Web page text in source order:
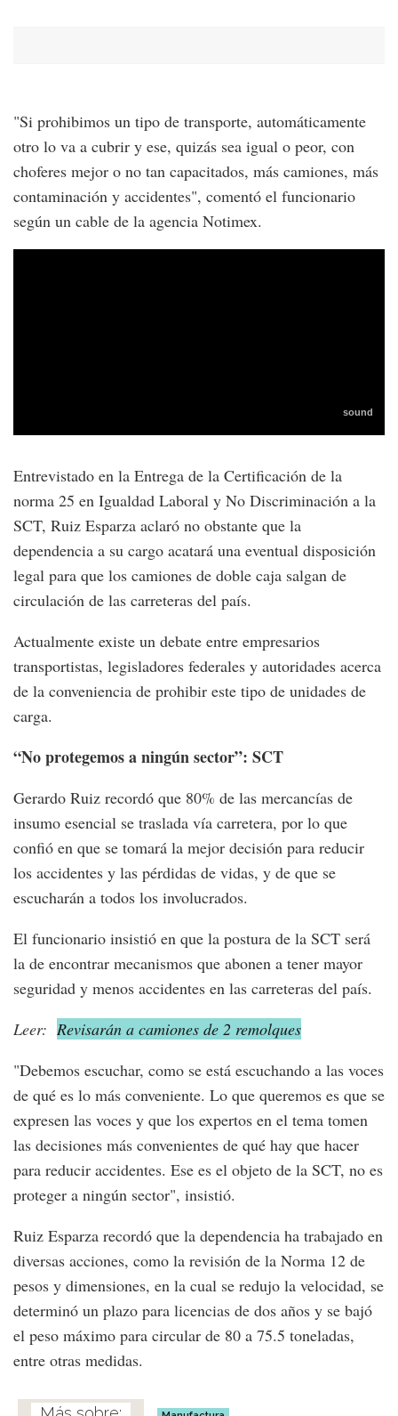
"Si prohibimos un tipo de transporte, automáticamente
otro lo va a cubrir y ese, quizás sea igual o peor, con
choferes mejor o no tan capacitados, más camiones, más
contaminación y accidentes", comentó el funcionario
según un cable de la agencia Notimex.
Entrevistado en la Entrega de la Certificación de la
norma 25 en Igualdad Laboral y No Discriminación a la
SCT, Ruiz Esparza aclaró no obstante que la
dependencia a su cargo acatará una eventual disposición
legal para que los camiones de doble caja salgan de
circulación de las carreteras del país.
Actualmente existe un debate entre empresarios
transportistas, legisladores federales y autoridades acerca
de la conveniencia de prohibir este tipo de unidades de
carga.
“No protegemos a ningún sector”: SCT
Gerardo Ruiz recordó que 80% de las mercancías de
insumo esencial se traslada vía carretera, por lo que
confió en que se tomará la mejor decisión para reducir
los accidentes y las pérdidas de vidas, y de que se
escucharán a todos los involucrados.
El funcionario insistió en que la postura de la SCT será
la de encontrar mecanismos que abonen a tener mayor
seguridad y menos accidentes en las carreteras del país.
Leer: Revisarán a camiones de 2 remolques
"Debemos escuchar, como se está escuchando a las voces
de qué es lo más conveniente. Lo que queremos es que se
expresen las voces y que los expertos en el tema tomen
las decisiones más convenientes de qué hay que hacer
para reducir accidentes. Ese es el objeto de la SCT, no es
proteger a ningún sector", insistió.
Ruiz Esparza recordó que la dependencia ha trabajado en
diversas acciones, como la revisión de la Norma 12 de
pesos y dimensiones, en la cual se redujo la velocidad, se
determinó un plazo para licencias de dos años y se bajó
el peso máximo para circular de 80 a 75.5 toneladas,
entre otras medidas.